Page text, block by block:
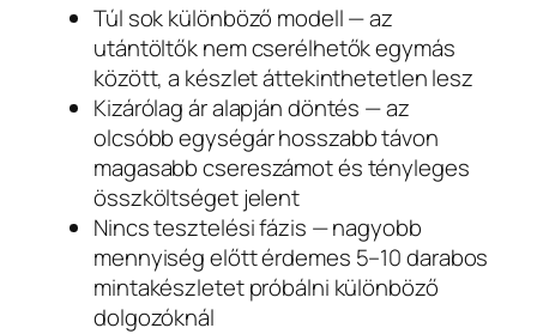
Túl sok különböző modell — az
utántöltők nem cserélhetők egymás
között, a készlet áttekinthetetlen lesz
Kizárólag ár alapján döntés — az
olcsóbb egységár hosszabb távon
magasabb csereszámot és tényleges
összköltséget jelent
Nincs tesztelési fázis — nagyobb
mennyiség előtt érdemes 5–10 darabos
mintakészletet próbálni különböző
dolgozóknál